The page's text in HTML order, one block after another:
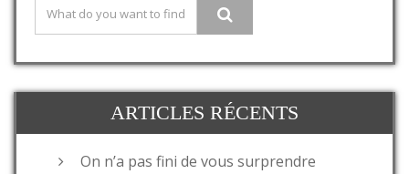
ARTICLES RÉCENTS
On n’a pas fini de vous surprendre